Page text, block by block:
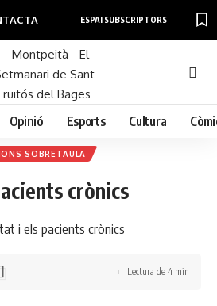
ESPAI SUBSCRIPTORS
Opinió Esports Cultura
SOBRETAULA
crònics
i els pacients crònics
Lectura de 4 min